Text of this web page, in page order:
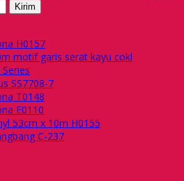
Kirim
H0157
motif garis serat kayu cokl
SS7708-7
T0148
E0110
53cm x 10m H0155
C-237